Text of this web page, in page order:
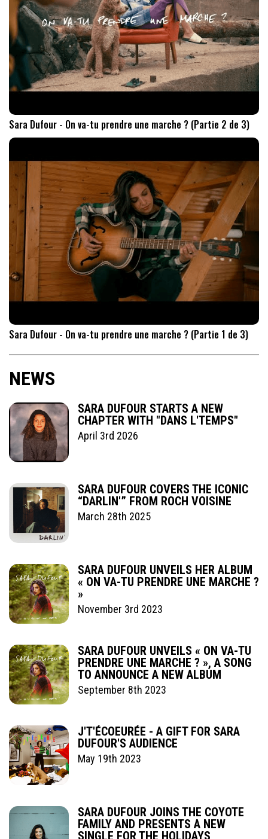
Sara Dufour - On va-tu prendre une marche ? (Partie 2 de 3)
Sara Dufour - On va-tu prendre une marche ? (Partie 1 de 3)
NEWS
SARA DUFOUR STARTS A NEW
CHAPTER WITH "DANS L'TEMPS"
April 3rd 2026
SARA DUFOUR COVERS THE ICONIC
“DARLIN'” FROM ROCH VOISINE
March 28th 2025
SARA DUFOUR UNVEILS HER ALBUM
« ON VA-TU PRENDRE UNE MARCHE ?
»
November 3rd 2023
SARA DUFOUR UNVEILS « ON VA-TU
PRENDRE UNE MARCHE ? », A SONG
TO ANNOUNCE A NEW ALBUM
September 8th 2023
J'T'ÉCOEURÉE - A GIFT FOR SARA
DUFOUR'S AUDIENCE
May 19th 2023
SARA DUFOUR JOINS THE COYOTE
FAMILY AND PRESENTS A NEW